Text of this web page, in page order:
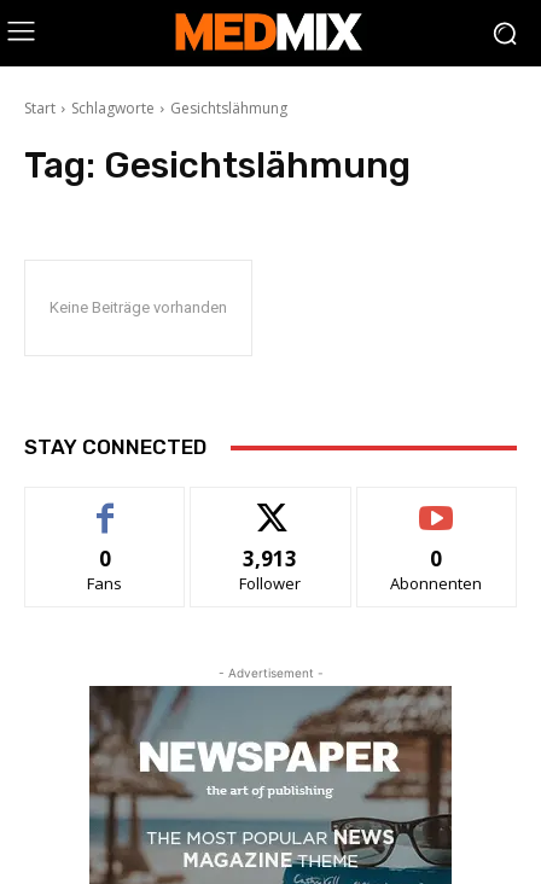
Start Schlagworte Gesichtslähmung
Tag: Gesichtslähmung
Keine Beiträge vorhanden
STAY CONNECTED
0
Fans
3,913
Follower
0
Abonnenten
- Advertisement -